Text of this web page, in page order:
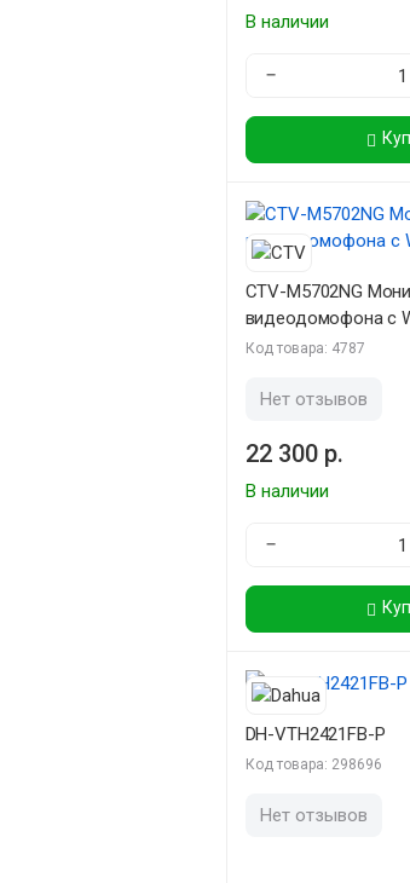
В наличии
−
CTV-M5702NG
видеодомофона с
Код товара: 4787
Нет отзывов
22 300 р.
В наличии
−
DH-VTH2421FB-P
Код товара: 298696
Нет отзывов